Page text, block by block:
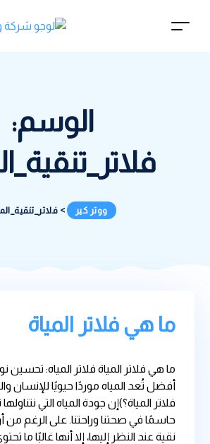
الوسم:
ووتر كير >
ما هي فلاتر المياة
ما هي فلاتر المياة فلاتر المياه: تحسين
أفضل تُعد المياه موردًا حيويًا للإنسان
فلاتر المياة؟)إن جودة المياه التي
حاسمًا في صحتنا وراحتنا. على الرغم من
نقية عند النظر إليها، إلا أنها غالبًا ما